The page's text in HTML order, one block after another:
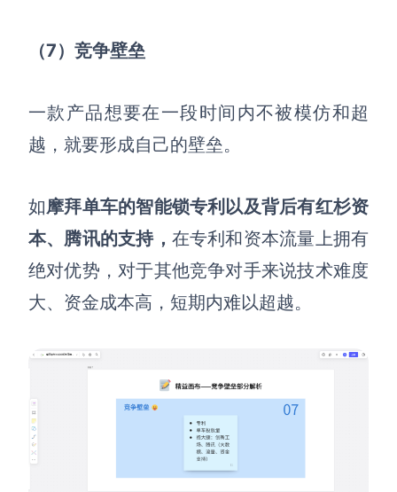
（7）竞争壁垒
一款产品想要在一段时间内不被模仿和超
越，就要形成自己的壁垒。
如摩拜单车的智能锁专利以及背后有红杉资
本、腾讯的支持， 在专利和资本流量上拥有
绝对优势，对于其他竞争对手来说技术难度
大、资金成本高，短期内难以超越。